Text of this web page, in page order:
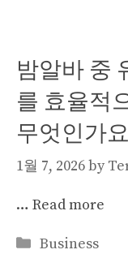
밤알바 중
를 효율적
무엇인가
1월 7, 2026by
… Read more
Categories
Business